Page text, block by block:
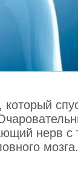
нерв
мозга.